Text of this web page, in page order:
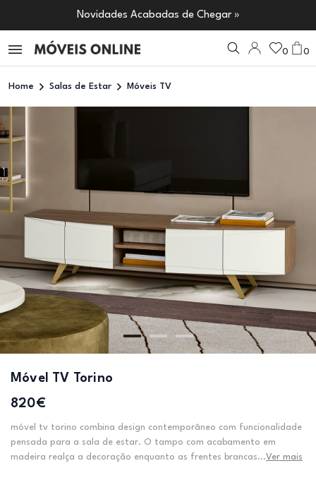
Novidades Acabadas de Chegar »
0 0
Home Salas de Estar Móveis TV
Móvel TV Torino
820€
móvel tv torino combina design contemporâneo com funcionalidade
pensada para a sala de estar. O tampo com acabamento em
madeira realça a decoração enquanto as frentes brancas...Ver mais